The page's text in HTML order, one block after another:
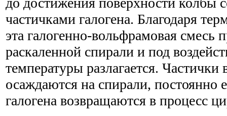
частичками галогена. Благодаря
эта галогенно-вольфрамовая смесь
раскаленной спирали и под
температуры разлагается. Частички
осаждаются на спирали, постоянно
галогена возвращаются в процесс